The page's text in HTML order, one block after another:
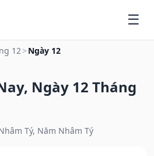
12> Ngày 12
Ngày 12 Tháng
Tý, Năm Nhâm Tý